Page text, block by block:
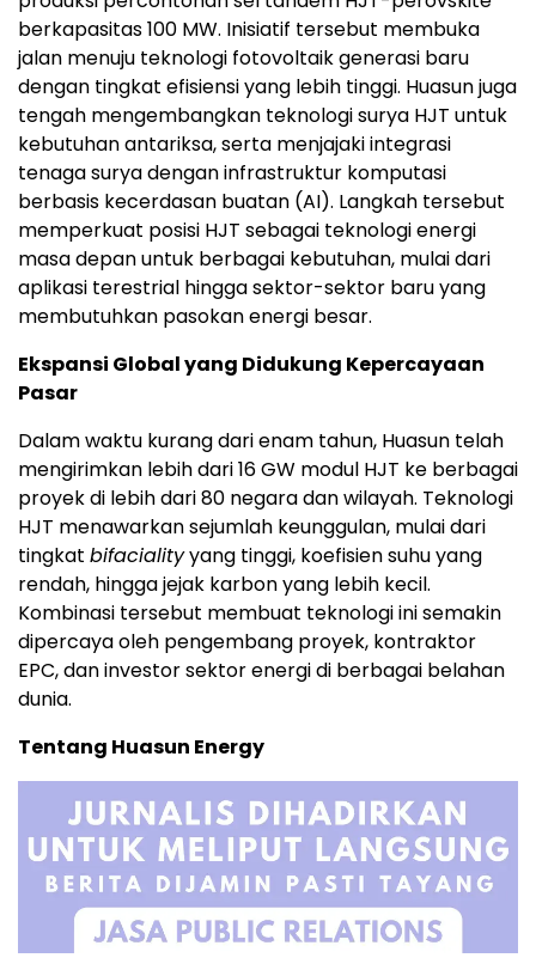
berkapasitas 100 MW. Inisiatif tersebut membuka
jalan menuju teknologi fotovoltaik generasi baru
dengan tingkat efisiensi yang lebih tinggi. Huasun juga
tengah mengembangkan teknologi surya HJT untuk
kebutuhan antariksa, serta menjajaki integrasi
tenaga surya dengan infrastruktur komputasi
berbasis kecerdasan buatan (AI). Langkah tersebut
memperkuat posisi HJT sebagai teknologi energi
masa depan untuk berbagai kebutuhan, mulai dari
aplikasi terestrial hingga sektor-sektor baru yang
membutuhkan pasokan energi besar.
Ekspansi Global yang Didukung Kepercayaan
Pasar
Dalam waktu kurang dari enam tahun, Huasun telah
mengirimkan lebih dari 16 GW modul HJT ke berbagai
proyek di lebih dari 80 negara dan wilayah. Teknologi
HJT menawarkan sejumlah keunggulan, mulai dari
tingkat bifacialityyang tinggi, koefisien suhu yang
rendah, hingga jejak karbon yang lebih kecil.
Kombinasi tersebut membuat teknologi ini semakin
dipercaya oleh pengembang proyek, kontraktor
EPC, dan investor sektor energi di berbagai belahan
dunia.
Tentang Huasun Energy